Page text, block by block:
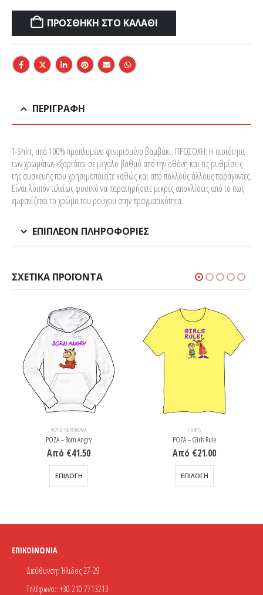
ΠΡΟΣΘΉΚΗ ΣΤΟ ΚΑΛΆΘΙ
ΠΕΡΙΓΡΑΦΉ
T-Shirt, από 100% προπλυμένο φινιρισμένο βαμβάκι. ΠΡΟΣΟΧΗ: Η πιστότητα
των χρωμάτων εξαρτάται σε μεγάλο βαθμό από την οθόνη και τις ρυθμίσεις
της συσκευής που χρησιμοποιείτε καθώς και από πολλούς άλλους παράγοντες.
Είναι λοιπόν τελείως φυσικό να παρατηρήσετε μικρές αποκλίσεις από το πως
εμφανίζεται το χρώμα του ρούχου στην πραγματικότητα.
ΕΠΙΠΛΈΟΝ ΠΛΗΡΟΦΟΡΊΕΣ
ΣΧΕΤΙΚΆ ΠΡΟΪΌΝΤΑ
ΦΟΎΤΕΡ ΜΕ ΚΟΥΚΟΎΛΑ
ΡΟΖΑ – Born Angry
Από €41.50
ΕΠΙΛΟΓΉ
Αυτό το προϊόν έχει πολλαπλές παραλλαγές. Οι επιλογές μπορούν να επιλεγούν στη σελίδα του προϊόντος
T-SHIRTS
ΡΟΖΑ – Girls Rule
Από €21.00
ΕΠΙΛΟΓΉ
Αυτό το προϊόν έχει πολλαπλές παραλλαγές. Οι επιλογές μπορούν να επιλεγούν στη σελίδα του προϊόντος
ΕΠΙΚΟΙΝΩΝΊΑ
Διεύθυνση: Ήλιδος 27-29
Τηλέφωνο:: +30 210 7713213